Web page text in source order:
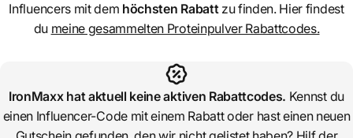
Influencers mit dem höchsten Rabattzu finden. Hier findest
du meine gesammelten Proteinpulver Rabattcodes.
IronMaxxhat aktuell keine aktiven Rabattcodes. Kennst du
einen Influencer-Code mit einem Rabatt oder hast einen neuen